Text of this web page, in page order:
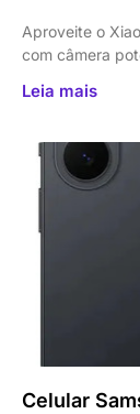
Aproveite o
com câmera
Leia mais
Celular